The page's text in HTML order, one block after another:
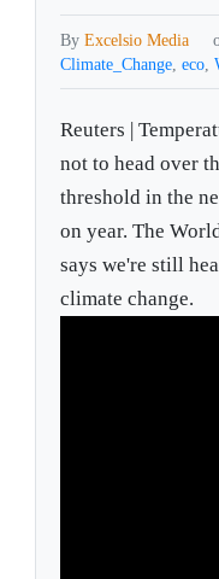
ByExcelsio Media
Climate_Change,eco,
Reuters |
not to head over
threshold in the
on year. The
says we're still
climate change.